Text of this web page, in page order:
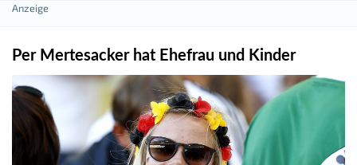
Per Mertesacker hat Ehefrau und Kinder